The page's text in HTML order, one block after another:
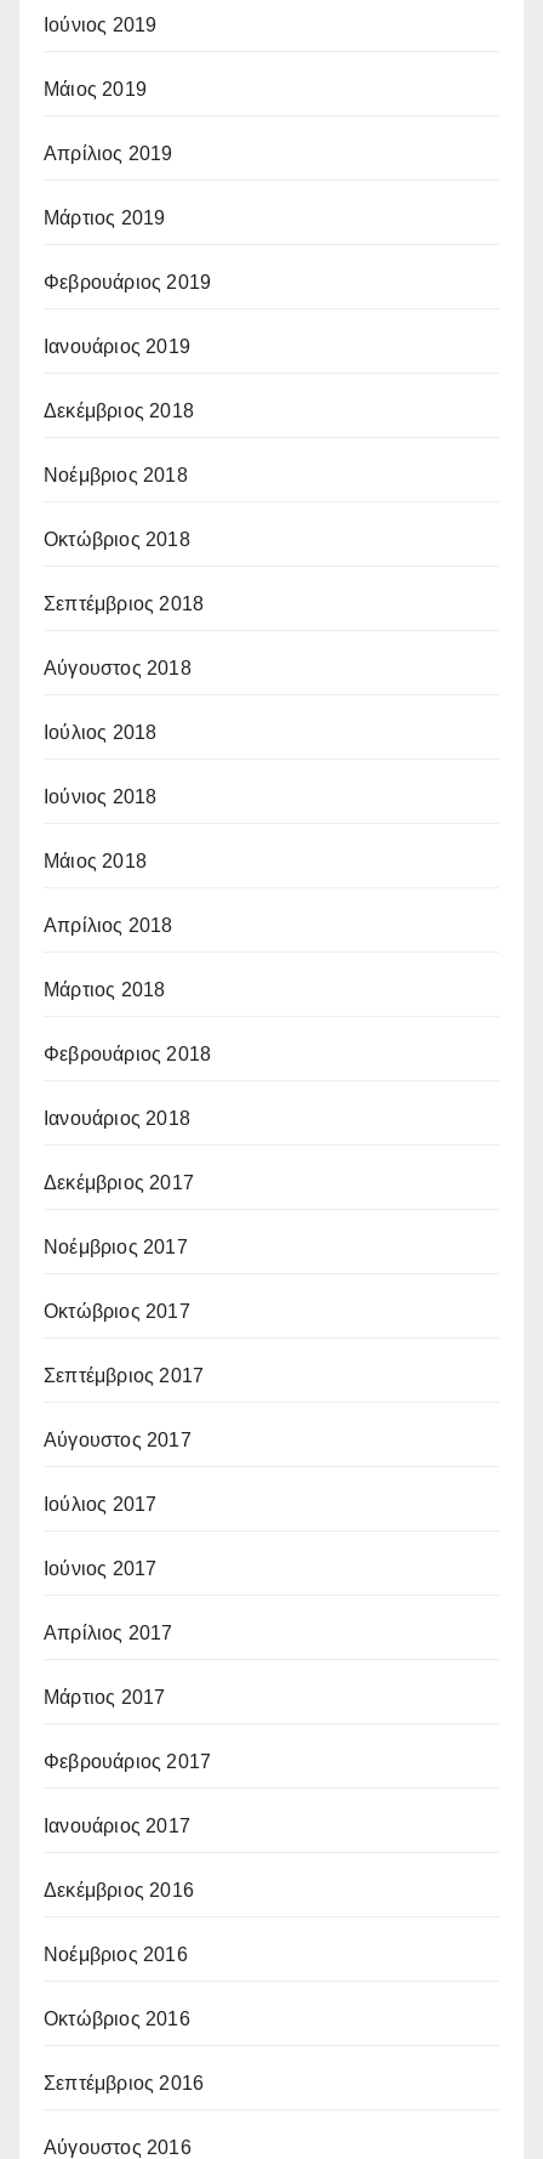
Ιούνιος 2019
Μάιος 2019
Απρίλιος 2019
Μάρτιος 2019
Φεβρουάριος 2019
Ιανουάριος 2019
Δεκέμβριος 2018
Νοέμβριος 2018
Οκτώβριος 2018
Σεπτέμβριος 2018
Αύγουστος 2018
Ιούλιος 2018
Ιούνιος 2018
Μάιος 2018
Απρίλιος 2018
Μάρτιος 2018
Φεβρουάριος 2018
Ιανουάριος 2018
Δεκέμβριος 2017
Νοέμβριος 2017
Οκτώβριος 2017
Σεπτέμβριος 2017
Αύγουστος 2017
Ιούλιος 2017
Ιούνιος 2017
Απρίλιος 2017
Μάρτιος 2017
Φεβρουάριος 2017
Ιανουάριος 2017
Δεκέμβριος 2016
Νοέμβριος 2016
Οκτώβριος 2016
Σεπτέμβριος 2016
Αύγουστος 2016